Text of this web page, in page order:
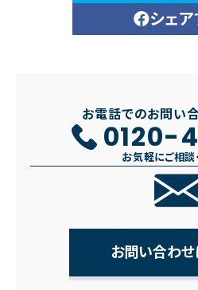
シェア
お電話でのお問い
0120-
お気軽にご相談
お問い合わせ